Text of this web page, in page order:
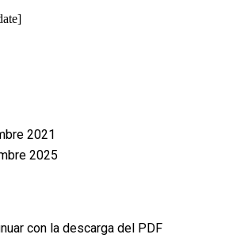
2021
2025
con la descarga del PDF